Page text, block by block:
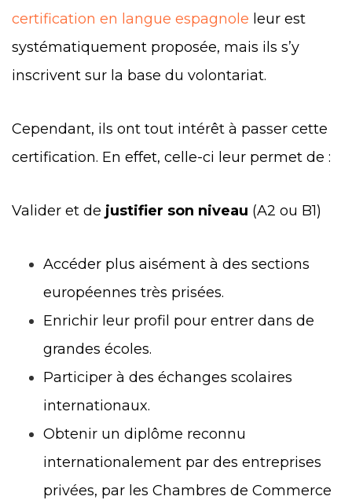
certification en langue espagnole leur est
systématiquement proposée, mais ils s’y
inscrivent sur la base du volontariat.
Cependant, ils ont tout intérêt à passer cette
certification. En effet, celle-ci leur permet de :
Valider et de justifier son niveau (A2 ou B1)
Accéder plus aisément à des sections
européennes très prisées.
Enrichir leur profil pour entrer dans de
grandes écoles.
Participer à des échanges scolaires
internationaux.
Obtenir un diplôme reconnu
internationalement par des entreprises
privées, par les Chambres de Commerce